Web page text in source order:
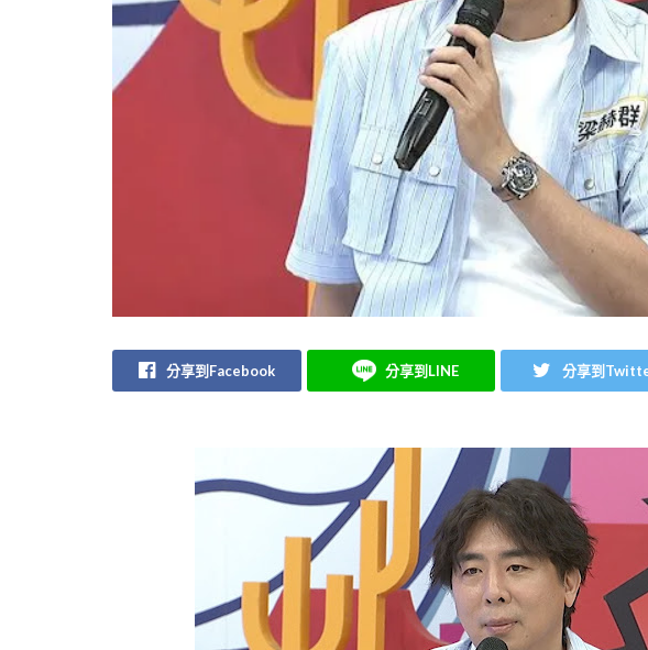
分享到Facebook 分享到LINE 分享到